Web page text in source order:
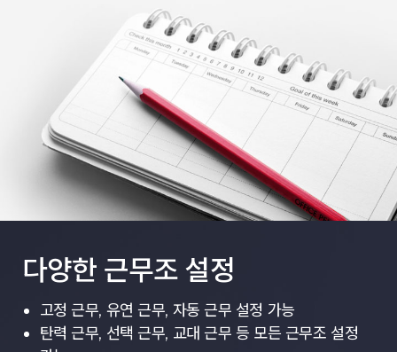
다양한 근무조 설정
고정 근무, 유연 근무, 자동 근무 설정 가능
탄력 근무, 선택 근무, 교대 근무 등 모든 근무조 설정